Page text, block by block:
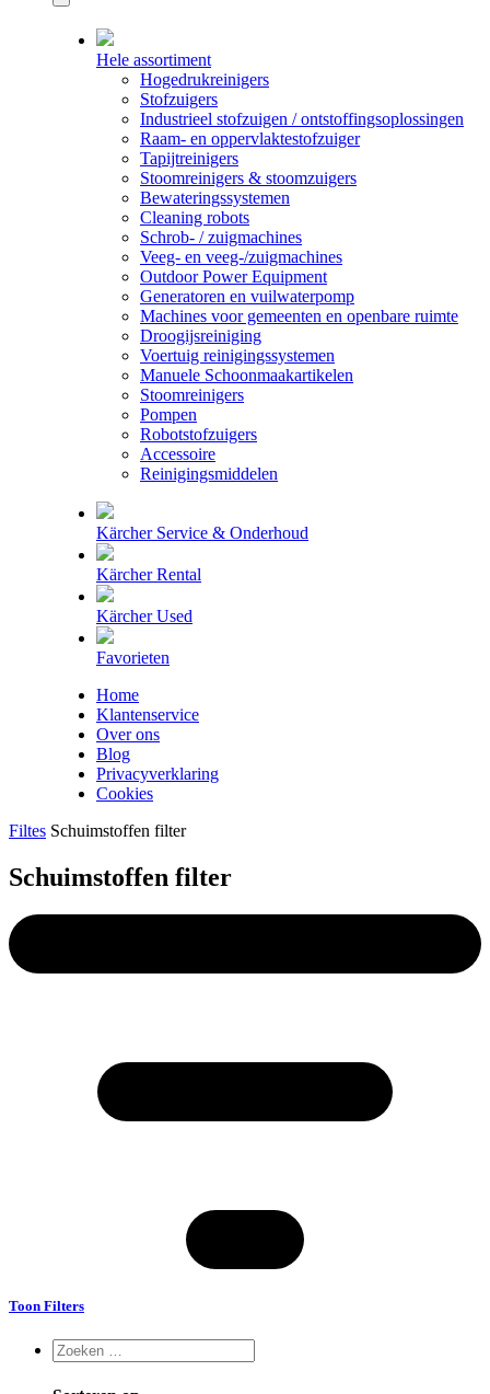
Hele assortiment
Hogedrukreinigers
Stofzuigers
Industrieel stofzuigen / ontstoffingsoplossingen
Raam- en oppervlaktestofzuiger
Tapijtreinigers
Stoomreinigers & stoomzuigers
Bewateringssystemen
Cleaning robots
Schrob- / zuigmachines
Veeg- en veeg-/zuigmachines
Outdoor Power Equipment
Generatoren en vuilwaterpomp
Machines voor gemeenten en openbare ruimte
Droogijsreiniging
Voertuig reinigingssystemen
Manuele Schoonmaakartikelen
Stoomreinigers
Pompen
Robotstofzuigers
Accessoire
Reinigingsmiddelen
Kärcher Service & Onderhoud
Kärcher Rental
Kärcher Used
Favorieten
Home
Klantenservice
Over ons
Blog
Privacyverklaring
Cookies
Filtes Schuimstoffen filter
Schuimstoffen filter
Toon Filters